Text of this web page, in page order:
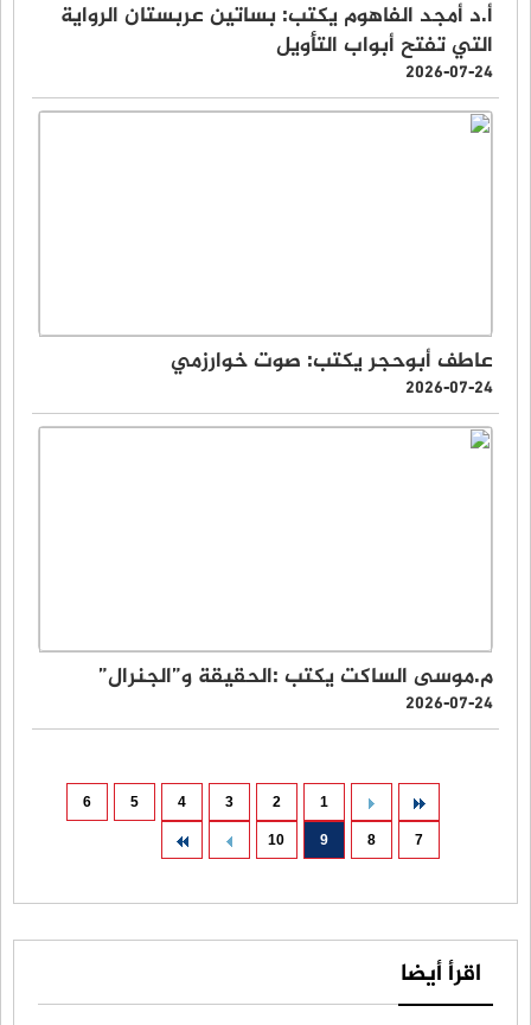
أ.د أمجد الفاهوم يكتب: بساتين عربستان الرواية
التي تفتح أبواب التأويل
2026-07-24
عاطف أبوحجر يكتب: صوت خوارزمي
2026-07-24
م.موسى الساكت يكتب :الحقيقة و”الجنرال”
2026-07-24
1
2
3
4
5
6
7
8
9
10
اقرأ أيضا